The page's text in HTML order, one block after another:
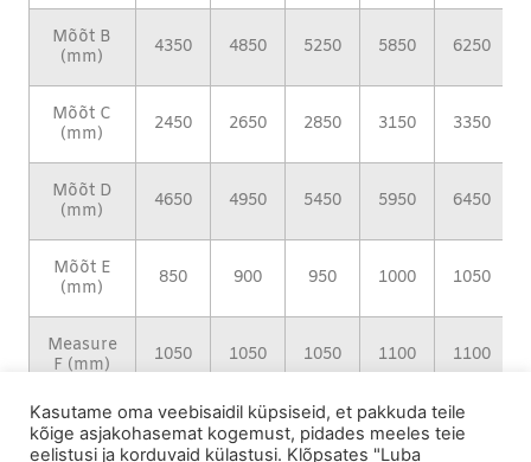
Mõõt B
(mm)
4350 4850 5250 5850 6250
Mõõt C
(mm)
2450 2650 2850 3150 3350
Mõõt D
(mm)
4650 4950 5450 5950 6450
Mõõt E
(mm)
850 900 950 1000 1050
Measure
F (mm)
1050 1050 1050 1100 1100
Kasutame oma veebisaidil küpsiseid, et pakkuda teile
kõige asjakohasemat kogemust, pidades meeles teie
eelistusi ja korduvaid külastusi. Klõpsates "Luba